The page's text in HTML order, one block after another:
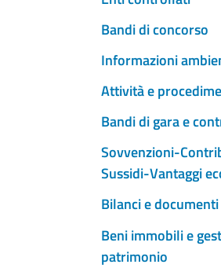
Bandi di concorso
Informazioni
Attività e
Bandi di gara e
Sovvenzioni-
Sussidi-Vantaggi
Bilanci e
Beni immobili e
patrimonio